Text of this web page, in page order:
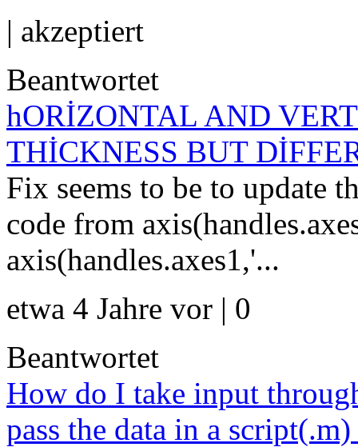
| akzeptiert
Beantwortet
hORİZONTAL AND
THİCKNESS BUT
Fix seems to be to update
code from
axis(handles.axes1,'...
etwa 4 Jahre vor | 0
Beantwortet
How do I take input
pass the data in a